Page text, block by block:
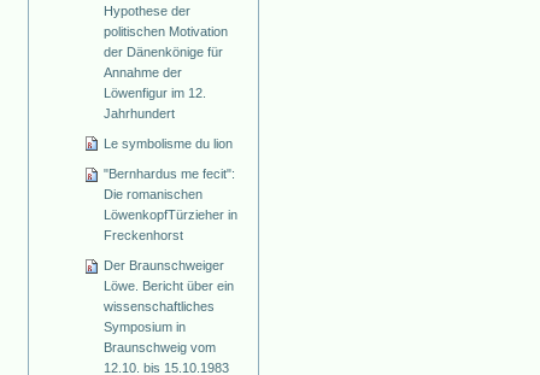
Hypothese der
politischen Motivation
der Dänenkönige für
Annahme der
Löwenfigur im 12.
Jahrhundert
Le symbolisme du lion
"Bernhardus me fecit":
Die romanischen
Löwenkopf­Türzieher in
Freckenhorst
Der Braunschweiger
Löwe. Bericht über ein
wissenschaftliches
Symposium in
Braunschweig vom
12.10. bis 15.10.1983